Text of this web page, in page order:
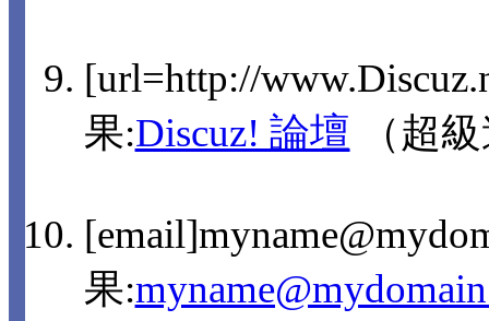
[url=http://
果:Discuz! 論壇 （超
果: